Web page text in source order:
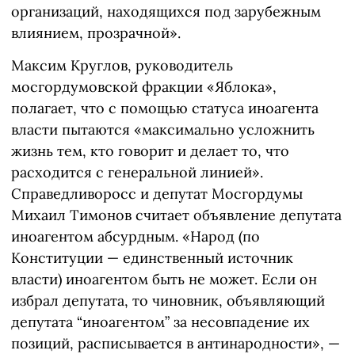
организаций, находящихся под зарубежным
влиянием, прозрачной».
Максим Круглов, руководитель
мосгордумовской фракции «Яблока»,
полагает, что с помощью статуса иноагента
власти пытаются «максимально усложнить
жизнь тем, кто говорит и делает то, что
расходится с генеральной линией».
Справедливоросс и депутат Мосгордумы
Михаил Тимонов считает объявление депутата
иноагентом абсурдным. «Народ (по
Конституции — единственный источник
власти) иноагентом быть не может. Если он
избрал депутата, то чиновник, объявляющий
депутата “иноагентом” за несовпадение их
позиций, расписывается в антинародности», —